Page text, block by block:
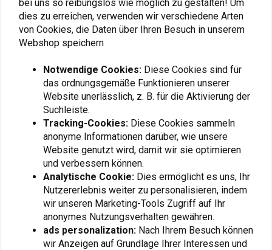
Schwarz
€29,74
('21-'22) | Schwarz
€287,51
SW-MOTECH
ION Tankring KTM Super
Adventure 1290 S/R
('21-'22) | Schwarz
€19,83
SW-MOTECH
KTM 1290 Super
Adventure S ('21-'22) |
Schwarzes Silber
€54,53
bei uns so reibungslos wie möglich zu gestalten! Um
dies zu erreichen, verwenden wir verschiedene Arten
von Cookies, die Daten über Ihren Besuch in unserem
Webshop speichern
Notwendige Cookies: Diese Cookies sind für
das ordnungsgemäße Funktionieren unserer
Website unerlässlich, z. B. für die Aktivierung der
Suchleiste.
Tracking-Cookies: Diese Cookies sammeln
anonyme Informationen darüber, wie unsere
Website genutzt wird, damit wir sie optimieren
und verbessern können.
Analytische Cookie: Dies ermöglicht es uns, Ihr
Nutzererlebnis weiter zu personalisieren, indem
wir unseren Marketing-Tools Zugriff auf Ihr
anonymes Nutzungsverhalten gewähren.
ads personalization: Nach Ihrem Besuch können
wir Anzeigen auf Grundlage Ihrer Interessen und